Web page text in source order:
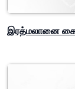
இரத்மலானை